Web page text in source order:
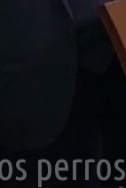
perros